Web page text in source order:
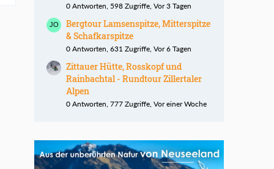
0 Antworten, 598 Zugriffe, Vor 3 Tagen
Bergtour Lamsenspitze, Mitterspitze
& Schafkarspitze
0 Antworten, 631 Zugriffe, Vor 6 Tagen
Zittauer Hütte, Rosskopf und
Rainbachtal - Rundtour Zillertaler
Alpen
0 Antworten, 777 Zugriffe, Vor einer Woche